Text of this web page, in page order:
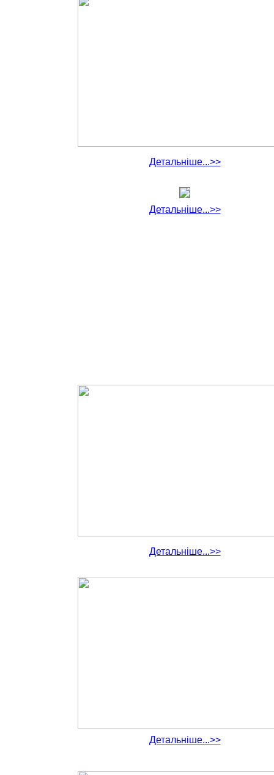
Детальніше...>>
Детальніше...>>
Детальніше...>>
Детальніше...>>